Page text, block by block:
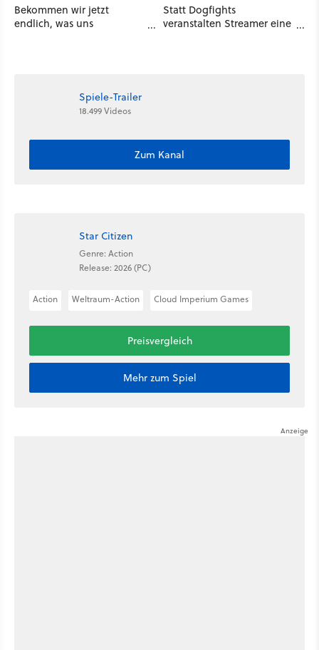
Bekommen wir jetzt
endlich, was uns
Statt Dogfights
veranstalten Streamer eine
Spiele-Trailer
18.499 Videos
Zum Kanal
Star Citizen
Genre: Action
Release: 2026 (PC)
Action Weltraum-Action Cloud Imperium Games
Preisvergleich
Mehr zum Spiel